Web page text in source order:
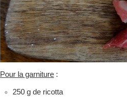
Pour la garniture :
250 g de ricotta